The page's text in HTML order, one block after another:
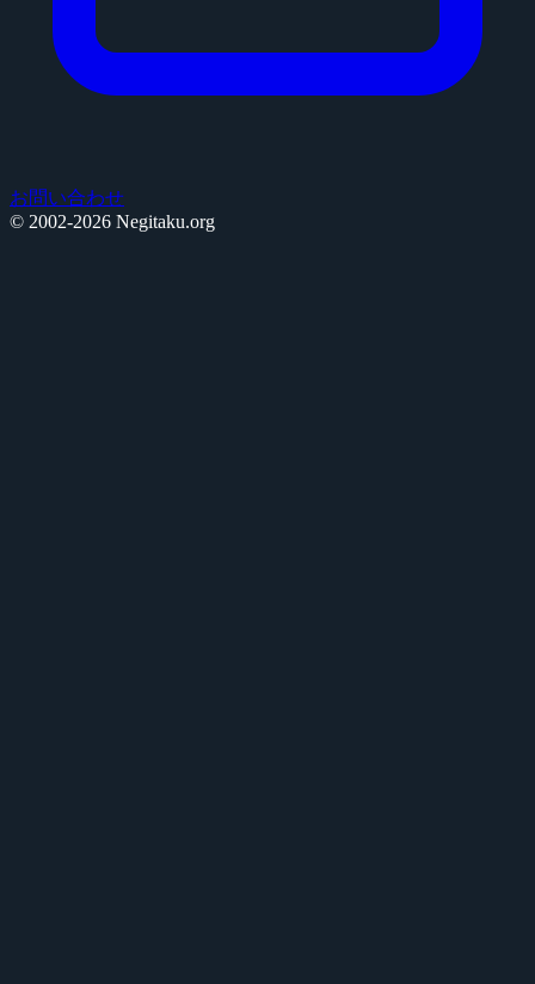
お問い合わせ
© 2002-2026 Negitaku.org